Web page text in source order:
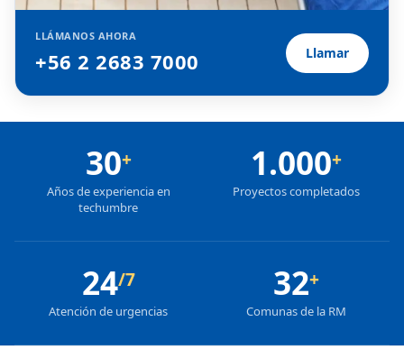
LLÁMANOS AHORA
+56 2 2683 7000 Llamar
30+
Años de experiencia en
techumbre
1.000+
Proyectos completados
24/7
Atención de urgencias
32+
Comunas de la RM